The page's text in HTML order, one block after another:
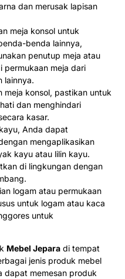
dan merusak lapisan
meja konsol untuk
benda lainnya,
penutup meja atau
permukaan meja dari
lainnya.
meja konsol, pastikan untuk
dan menghindari
kasar.
Anda dapat
mengaplikasikan
kayu atau lilin kayu.
di lingkungan dengan
logam atau permukaan
untuk logam atau kaca
untuk
Mebel Jepara di tempat
jenis produk mebel
dapat memesan produk